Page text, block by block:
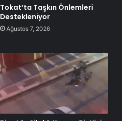
Tokat’ta Taşkın Önlemleri
Destekleniyor
Ağustos 7, 2026